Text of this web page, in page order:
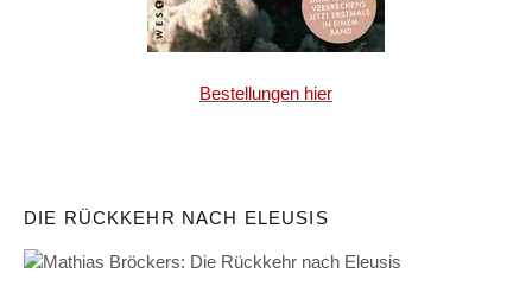
Bestellungen hier
DIE RÜCKKEHR NACH ELEUSIS